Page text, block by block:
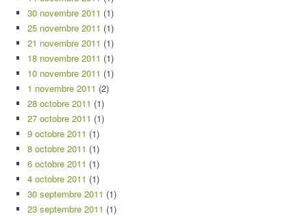
30 novembre 2011 (1)
25 novembre 2011 (1)
21 novembre 2011 (1)
18 novembre 2011 (1)
10 novembre 2011 (1)
1 novembre 2011 (2)
28 octobre 2011 (1)
27 octobre 2011 (1)
9 octobre 2011 (1)
8 octobre 2011 (1)
6 octobre 2011 (1)
4 octobre 2011 (1)
30 septembre 2011 (1)
23 septembre 2011 (1)